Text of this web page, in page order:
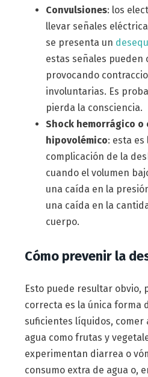
Convulsiones: los
llevar señales
se presenta un
estas señales pueden
provocando
involuntarias. Es
pierda la consciencia.
Shock hemorrágico o
hipovolémico: esta
complicación de la
cuando el volumen
una caída en la
una caída en la
cuerpo.
Cómo prevenir la
Esto puede resultar obvio,
correcta es la única forma
suficientes líquidos, comer
agua como frutas y
experimentan diarrea o
consumo extra de agua o,